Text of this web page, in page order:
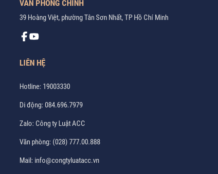
VĂN PHÒNG CHÍNH
39 Hoàng Việt, phường Tân Sơn Nhất, TP Hồ Chí Minh
LIÊN HỆ
Hotline: 19003330
Di động: 084.696.7979
Zalo: Công ty Luật ACC
Văn phòng: (028) 777.00.888
Mail: info@congtyluatacc.vn